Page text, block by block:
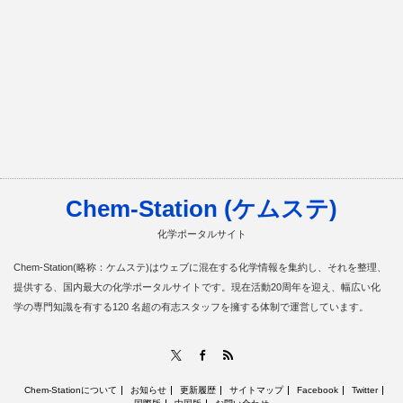
Chem-Station (ケムステ)
化学ポータルサイト
Chem-Station(略称：ケムステ)はウェブに混在する化学情報を集約し、それを整理、
提供する、国内最大の化学ポータルサイトです。現在活動20周年を迎え、幅広い化
学の専門知識を有する120 名超の有志スタッフを擁する体制で運営しています。
Facebook
Chem-Stationについて お知らせ 更新履歴 サイトマップ Facebook
Twitter